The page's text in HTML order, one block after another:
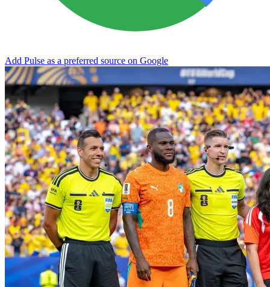
Add Pulse as a preferred source on Google